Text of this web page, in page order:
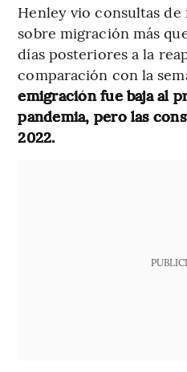
Henley vio consultas
sobre migración más
días posteriores a la
comparación con la
emigración fue baja al
pandemia, pero las
2022.